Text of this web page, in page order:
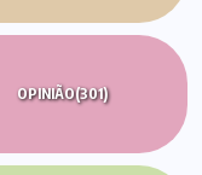
OPINIÃO(301)